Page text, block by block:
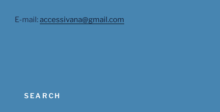
E-mail:accessivana@gmail.com
SEARCH